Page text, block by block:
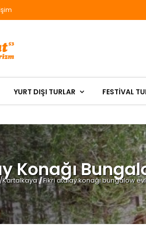
YURT DIŞI TURLAR FESTIVAL
Konağı
Kartalkaya/Fikri atalay konağı bungalow